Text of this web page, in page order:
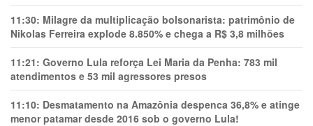
11:30: Milagre da multiplicação bolsonarista: patrimônio de
Nikolas Ferreira explode 8.850% e chega a R$ 3,8 milhões
11:21: Governo Lula reforça Lei Maria da Penha: 783 mil
atendimentos e 53 mil agressores presos
11:10: Desmatamento na Amazônia despenca 36,8% e atinge
menor patamar desde 2016 sob o governo Lula!